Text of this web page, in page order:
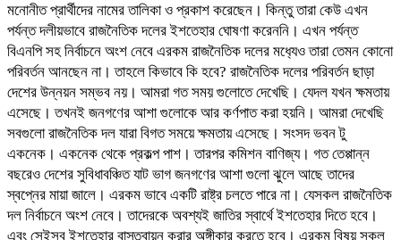
মনোনীত প্রার্থীদের নামের তালিকা ও প্রকাশ করেছেন। কিন্তু তারা কেউ এখন
পর্যন্ত দলীয়ভাবে রাজনৈতিক দলের ইশতেহার ঘোষণা করেননি। এখন পর্যন্ত
বিএনপি সহ নির্বাচনে অংশ নেবে এরকম রাজনৈতিক দলের মধ‍্যেও তারা তেমন কোনো
পরিবর্তন আনছেন না। তাহলে কিভাবে কি হবে? রাজনৈতিক দলের পরিবর্তন ছাড়া
দেশের উন্নয়ন সম্ভব নয়। আমরা গত সময় গুলোতে দেখেছি। যেদল যখন ক্ষমতায়
এসেছে। তখনই জনগণের আশা গুলোকে আর কর্ণপাত করা হয়নি। আমরা দেখেছি
সবগুলো রাজনৈতিক দল যারা বিগত সময়ে ক্ষমতায় এসেছে। সংসদ ভবন টু
একনেক। একনেক থেকে প্রকল্প পাশ। তারপর কমিশন বাণিজ্য। গত তেপ্পান্ন
বছরেও দেশের সুবিধাবঞ্চিত যাট ভাগ জনগণের আশা গুলো ঝুলে আছে তাদের
স্বপ্নের মায়া জালে। এরকম ভাবে একটি রাষ্ট্র চলতে পারে না। যেসকল রাজনৈতিক
দল নির্বাচনে অংশ নেবে। তাদেরকে অবশ্যই জাতির স্বার্থে ইশতেহার দিতে হবে।
এবং সেইসব ইশতেহার বাস্তবায়ন করার অঙ্গীকার করতে হবে। এরকম বিষয় সকল